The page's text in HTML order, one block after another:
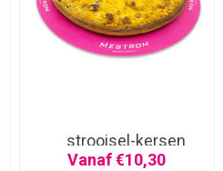
strooisel-kersen
Vanaf €10,30